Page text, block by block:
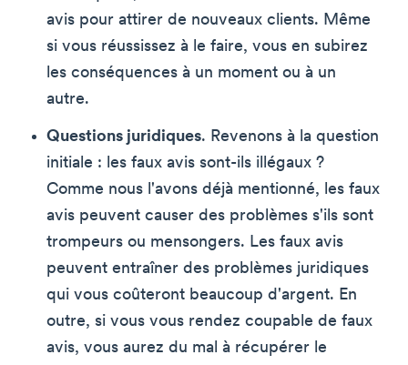
avis pour attirer de nouveaux clients. Même
si vous réussissez à le faire, vous en subirez
les conséquences à un moment ou à un
autre.
Questions juridiques. Revenons à la question
initiale : les faux avis sont-ils illégaux ?
Comme nous l'avons déjà mentionné, les faux
avis peuvent causer des problèmes s'ils sont
trompeurs ou mensongers. Les faux avis
peuvent entraîner des problèmes juridiques
qui vous coûteront beaucoup d'argent. En
outre, si vous vous rendez coupable de faux
avis, vous aurez du mal à récupérer le